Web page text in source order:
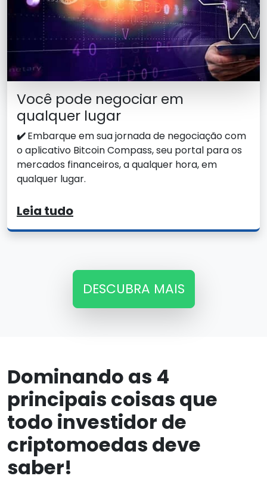
Você pode negociar em
qualquer lugar
✔️Embarque em sua jornada de negociação com
o aplicativo Bitcoin Compass, seu portal para os
mercados financeiros, a qualquer hora, em
qualquer lugar.
Leia tudo
DESCUBRA MAIS
Dominando as 4
principais coisas que
todo investidor de
criptomoedas deve
saber!